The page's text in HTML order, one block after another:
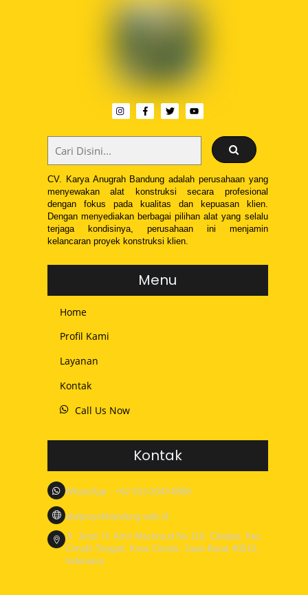
CV. Karya Anugrah Bandung adalah perusahaan yang
menyewakan alat konstruksi secara profesional
dengan fokus pada kualitas dan kepuasan klien.
Dengan menyediakan berbagai pilihan alat yang selalu
terjaga kondisinya, perusahaan ini menjamin
kelancaran proyek konstruksi klien.
Menu
Home
Profil Kami
Layanan
Kontak
Call Us Now
Kontak
WhatsApp : +62 813-2043-8866
alatproyekbandung.web.id
Jl. Jend. H. Amir Machmud No.110, Cibabat, Kec.
Cimahi Tengah, Kota Cimahi, Jawa Barat 40513,
Indonesia